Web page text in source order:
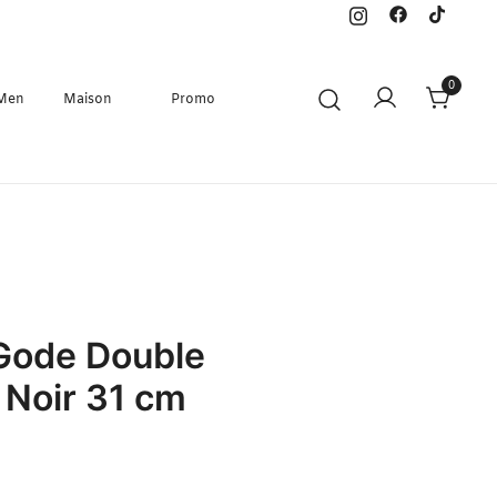
Maison Promo
0
Double
31 cm